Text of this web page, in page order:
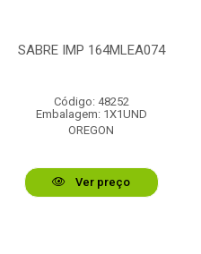
SABRE IMP 164MLEA074
Código: 48252
Embalagem: 1X1UND
OREGON
Ver preço